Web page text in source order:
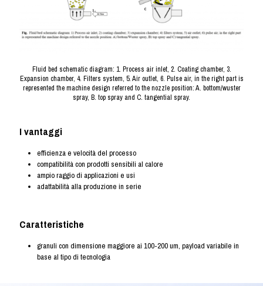
Fluid bed schematic diagram: 1. Process air inlet, 2. Coating chamber, 3.
Expansion chamber, 4. Filters system, 5. Air outlet, 6. Pulse air, in the right part is
represented the machine design referred to the nozzle position: A. bottom/wuster
spray, B. top spray and C. tangential spray.
I vantaggi
efficienza e velocità del processo
compatibilità con prodotti sensibili al calore
ampio raggio di applicazioni e usi
adattabilità alla produzione in serie
Caratteristiche
granuli con dimensione maggiore ai 100-200 um, payload variabile in
base al tipo di tecnologia